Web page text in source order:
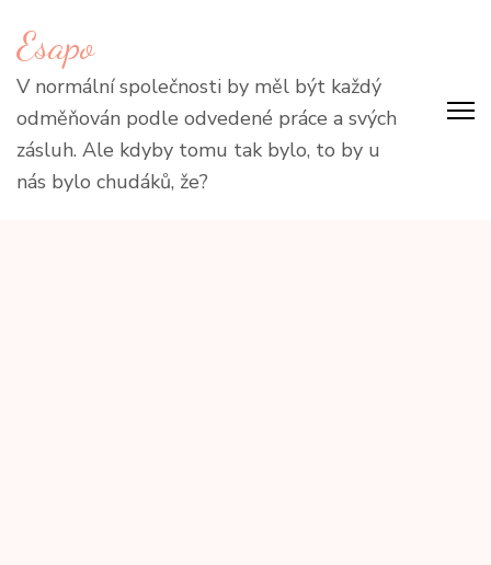
na
obsah
(stiskněte
Enter)
Esapo
V normální společnosti by měl být každý
odměňován podle odvedené práce a svých
zásluh. Ale kdyby tomu tak bylo, to by u
nás bylo chudáků, že?